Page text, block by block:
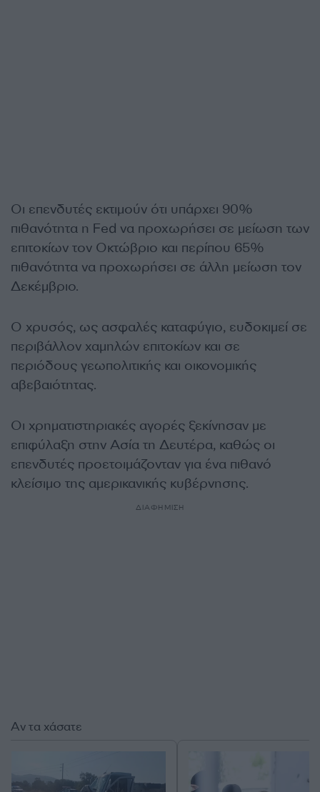
Οι επενδυτές εκτιμούν ότι υπάρχει 90%
πιθανότητα η Fed να προχωρήσει σε μείωση των
επιτοκίων τον Οκτώβριο και περίπου 65%
πιθανότητα να προχωρήσει σε άλλη μείωση τον
Δεκέμβριο.
Ο χρυσός, ως ασφαλές καταφύγιο, ευδοκιμεί σε
περιβάλλον χαμηλών επιτοκίων και σε
περιόδους γεωπολιτικής και οικονομικής
αβεβαιότητας.
Οι χρηματιστηριακές αγορές ξεκίνησαν με
επιφύλαξη στην Ασία τη Δευτέρα, καθώς οι
επενδυτές προετοιμάζονταν για ένα πιθανό
κλείσιμο της αμερικανικής κυβέρνησης.
ΔΙΑΦΗΜΙΣΗ
Αν τα χάσατε